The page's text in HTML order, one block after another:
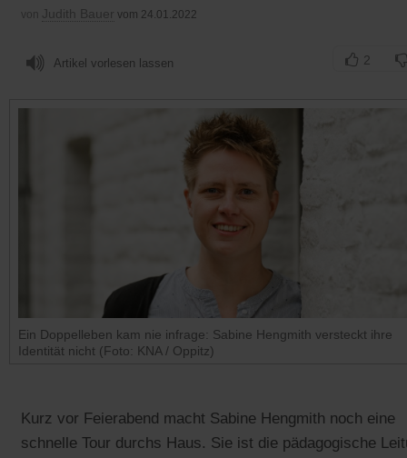
von Judith Bauer vom 24.01.2022
Artikel vorlesen lassen 2
Ein Doppelleben kam nie infrage: Sabine Hengmith versteckt ihre
Identität nicht (Foto: KNA / Oppitz)
Kurz vor Feierabend macht Sabine Hengmith noch eine
schnelle Tour durchs Haus. Sie ist die pädagogische